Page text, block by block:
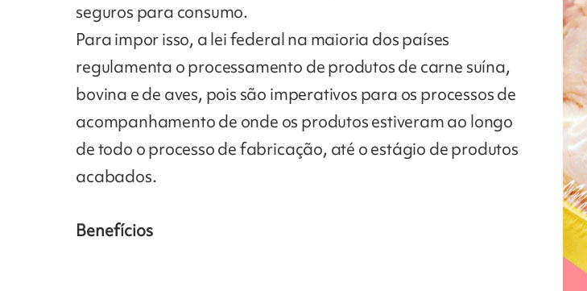
seguros para consumo.
Para impor isso, a lei federal na maioria dos países
regulamenta o processamento de produtos de carne suína,
bovina e de aves, pois são imperativos para os processos de
acompanhamento de onde os produtos estiveram ao longo
de todo o processo de fabricação, até o estágio de produtos
acabados.
Benefícios